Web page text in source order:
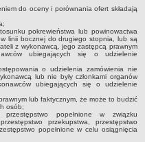
wizyjnego na terenie Gminy
do oceny i porównania ofert składają
pokrewieństwa lub powinowactwa
linii bocznej do drugiego stopnia, lub są
z wykonawcą, jego zastępcą prawnym
ubiegających się o udzielenie
o udzielenia zamówienia nie
lub nie były członkami organów
ubiegających się o udzielenie
lub faktycznym, że może to budzić
osób;
popełnione w związku
przekupstwa, przestępstwo
popełnione w celu osiągnięcia